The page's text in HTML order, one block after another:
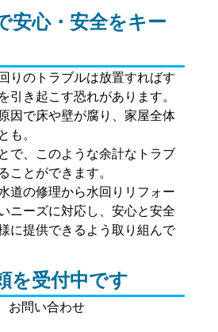
安心・安全をキー
りのトラブルは放置すればす
引き起こす恐れがあります。
因で床や壁が腐り、家屋全体
。
で、このような余計なトラブ
ことができます。
道の修理から水回りリフォー
ニーズに対応し、安心と安全
に提供できるよう取り組んで
を受付中です